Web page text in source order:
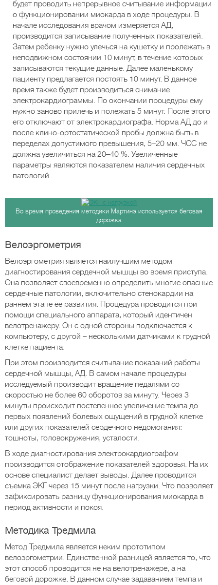
будет проводить непрерывное считывание информации
о функционировании миокарда в ходе процедуры. В
начале исследования врачом измеряется АД,
производится записывание полученных показателей.
Затем ребенку нужно улечься на кушетку и пролежать в
неподвижном состоянии 10 минут, в течение которых
записываются текущие данные. Далее маленькому
пациенту предлагается постоять 10 минут. В данное
время также будет производиться снимание
электрокардиограммы. По окончании процедуры ему
нужно заново прилечь и полежать 5 минут. После этого
его отключают от электрокардиографа. Норма АД до и
после клино-ортостатической пробы должна быть в
переделах допустимого превышения, 5–20 мм. ЧСС не
должна увеличиться на 20–40 %. Увеличенные
параметры являются показателем наличия сердечных
патологий.
Во время проведения методики Мартинэ используется беговая
дорожка
Велоэргометрия
Велоэргометрия является наилучшим методом
диагностирования сердечной мышцы во время приступа.
Она позволяет своевременно определить многие опасные
сердечные патологии, включительно стенокардии на
раннем этапе ее развития. Процедура проводится при
помощи специального аппарата, который идентичен
велотренажеру. Он с одной стороны подключается к
компьютеру, с другой – несколькими датчиками к грудной
клетке пациента.
При этом производится считывание показаний работы
сердечной мышцы, АД. В самом начале процедуры
исследуемый производит вращение педалями со
скоростью не более 60 оборотов за минуту. Через 3
минуты происходит постепенное увеличение темпа до
первых появлений болевых ощущений в грудной клетке
или других показателей сердечного недомогания:
тошноты, головокружения, усталости.
В ходе диагностирования электрокардиографом
производится отображение показателей здоровья. На их
основе специалист делает выводы. Далее проводится
съемка ЭКГ через 15 минут после нагрузки. Что позволяет
зафиксировать разницу функционирования миокарда в
период активности и покоя.
Методика Тредмила
Метод Тредмила является неким прототипом
велоэргометрии. Единственной разницей является то, что
этот способ проводится не на велотренажере, а на
беговой дорожке. В данном случае задаванием темпа и